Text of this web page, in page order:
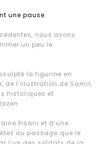
une pause.
nous avons
un peu le
la figurine en
de l’illustration de Samir,
historiques et
Pisani et d’une
au passage que le